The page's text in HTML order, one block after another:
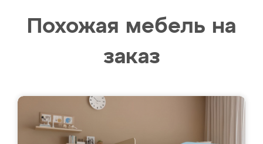
Похожая мебель на
заказ